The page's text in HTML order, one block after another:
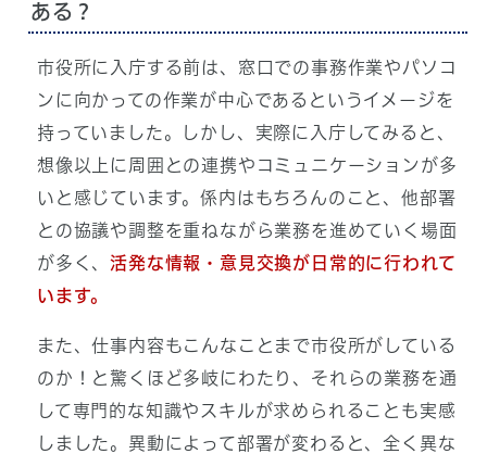
ある？
市役所に入庁する前は、窓口での事務作業やパソコ
ンに向かっての作業が中心であるというイメージを
持っていました。しかし、実際に入庁してみると、
想像以上に周囲との連携やコミュニケーションが多
いと感じています。係内はもちろんのこと、他部署
との協議や調整を重ねながら業務を進めていく場面
が多く、活発な情報・意見交換が日常的に行われて
います。
また、仕事内容もこんなことまで市役所がしている
のか！と驚くほど多岐にわたり、それらの業務を通
して専門的な知識やスキルが求められることも実感
しました。異動によって部署が変わると、全く異な